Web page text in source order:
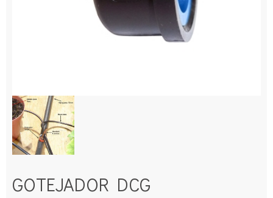
GOTEJADOR DCG